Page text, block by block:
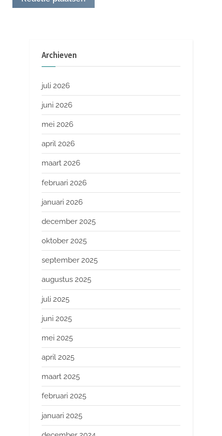
Archieven
juli 2026
juni 2026
mei 2026
april 2026
maart 2026
februari 2026
januari 2026
december 2025
oktober 2025
september 2025
augustus 2025
juli 2025
juni 2025
mei 2025
april 2025
maart 2025
februari 2025
januari 2025